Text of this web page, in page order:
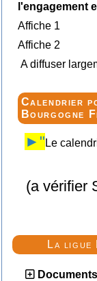
La ligue
Documents
l'engagement
Affiche 1
Affiche 2
A diffuser
Calendrier
Bourgogne
►" Le
(a vérifier